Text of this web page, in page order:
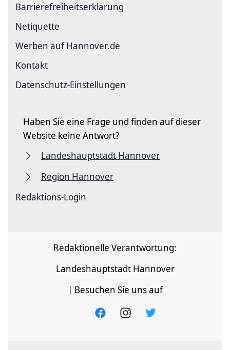
Barriere­freiheits­erklärung
Netiquette
Werben auf Hannover.de
Kontakt
Datenschutz-Einstellungen
Haben Sie eine Frage und finden auf dieser
Website keine Antwort?
Landeshauptstadt Hannover
Region Hannover
Redaktions-Login
Redaktionelle Verantwortung:
Landeshauptstadt Hannover
| Besuchen Sie uns auf